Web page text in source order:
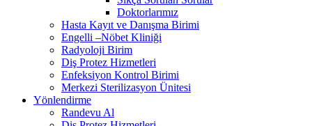
Doktorlarımız
Hasta Kayıt ve Danışma Birimi
Engelli –Nöbet Kliniği
Radyoloji Birim
Diş Protez Hizmetleri
Enfeksiyon Kontrol Birimi
Merkezi Sterilizasyon Ünitesi
Yönlendirme
Randevu Al